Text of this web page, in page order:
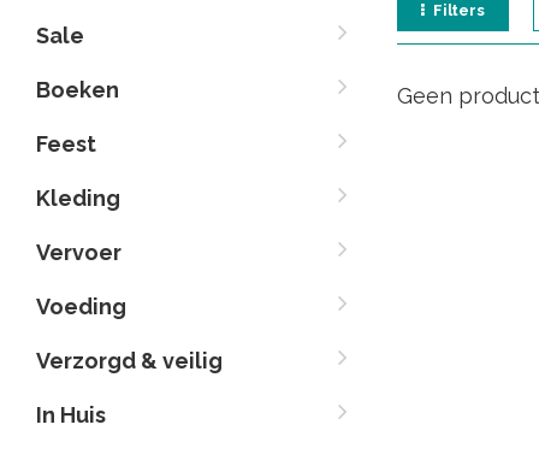
Sale
Boeken
Feest
Kleding
Vervoer
Voeding
Verzorgd & veilig
In Huis
Filters
Geen